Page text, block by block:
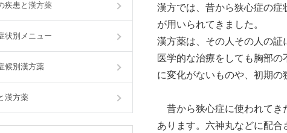
漢方では、昔から狭心症の
が用いられてきました。
漢方薬は、その人その人の
医学的な治療をしても胸部
に変化がないものや、初期の
昔から狭心症に使われてき
あります。六神丸などに配合
疾患と漢方薬
状別メニュー
候別漢方薬
漢方薬